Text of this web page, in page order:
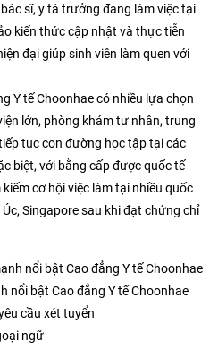
sĩ, y tá trưởng đang làm việc tại
kiến thức cập nhật và thực tiễn
đại giúp sinh viên làm quen với
Y tế Choonhae có nhiều lựa chọn
lớn, phòng khám tư nhân, trung
tục con đường học tập tại các
biệt, với bằng cấp được quốc tế
cơ hội việc làm tại nhiều quốc
Singapore sau khi đạt chứng chỉ
nổi bật Cao đẳng Y tế Choonhae
cầu xét tuyển
ngữ